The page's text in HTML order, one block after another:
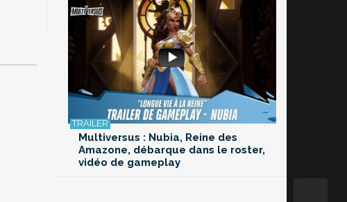
Multiversus : Nubia, Reine des
Amazone, débarque dans le roster,
vidéo de gameplay